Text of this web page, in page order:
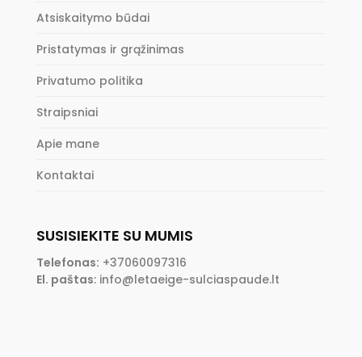
Atsiskaitymo būdai
Pristatymas ir grąžinimas
Privatumo politika
Straipsniai
Apie mane
Kontaktai
SUSISIEKITE SU MUMIS
Telefonas: +37060097316
El. paštas: info@letaeige-sulciaspaude.lt